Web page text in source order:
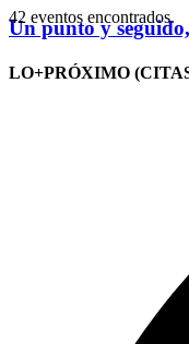
Un punto y
LO+PRÓXIMO
42 eventos encontrados.